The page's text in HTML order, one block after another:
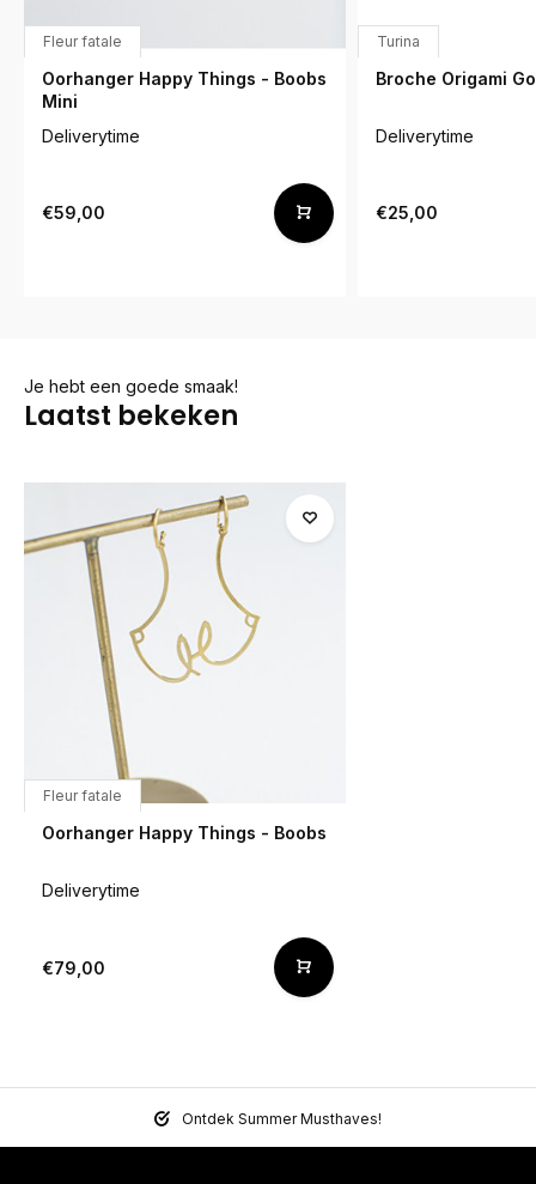
Fleur fatale
Oorhanger Happy Things - Boobs
Mini
Deliverytime
€59,00
Turina
Broche Origami
Deliverytime
€25,00
Je hebt een goede smaak!
Laatst bekeken
Fleur fatale
Oorhanger Happy Things - Boobs
Deliverytime
€79,00
Ontdek Summer Musthaves!